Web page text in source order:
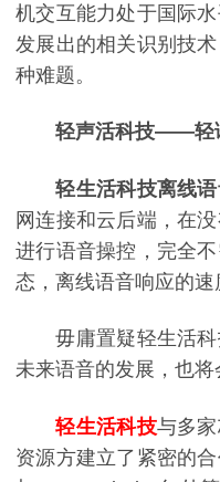
机交互能力处于国际
发展出的相关识别技
种难题。
轻声活科技——轻
轻生活科技离线
网连接和云后端，在
进行语音操控，完全
态，离线语音响应的速
毋庸置疑轻生活
未来语音的发展，也将
轻生活科技与多
资源方建立了紧密的